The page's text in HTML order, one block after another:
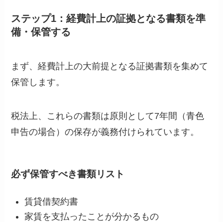
ステップ1：経費計上の証拠となる書類を準
備・保管する
まず、経費計上の大前提となる証拠書類を集めて
保管します。
税法上、これらの書類は原則として7年間（青色
申告の場合）の保存が義務付けられています。
必ず保管すべき書類リスト
賃貸借契約書
家賃を支払ったことが分かるもの